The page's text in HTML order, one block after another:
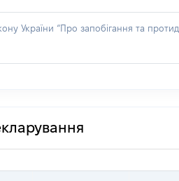
України “Про запобігання та